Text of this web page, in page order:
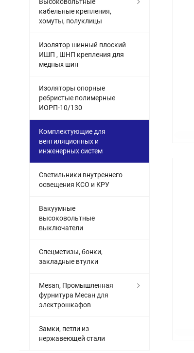
кабельные крепления,
хомуты, полуклицы
Изолятор шинный плоский
ИШП , ШНП крепления для
медных шин
Изоляторы опорные
ребристые полимерные
ИОРП-10/130
Комплектующие для
вентиляционных и
инженерных систем
Светильники внутреннего
освещения КСО и КРУ
Вакуумные
высоковольтные
выключатели
Спецметизы, бонки,
закладные втулки
Mesan, Промышленная
фурнитура Месан для
электрошкафов
Замки, петли из
нержавеющей стали